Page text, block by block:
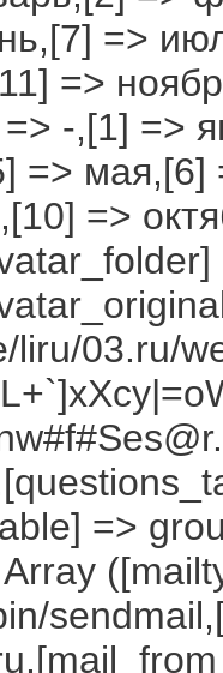
=>
=>
-,[1] =>
=> мая,[6]
=>
liru/03.ru/
=>